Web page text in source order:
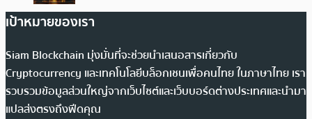
เป้าหมายของเรา
Siam Blockchain มุ่งมั่นที่จะช่วยนำเสนอสารเกี่ยวกับ
Cryptocurrency และเทคโนโลยีบล็อกเชนเพื่อคนไทย ในภาษาไทย เรา
รวบรวมข้อมูลส่วนใหญ่จากเว็บไซต์และเว็บบอร์ดต่างประเทศและนำมา
แปลส่งตรงถึงฟีดคุณ